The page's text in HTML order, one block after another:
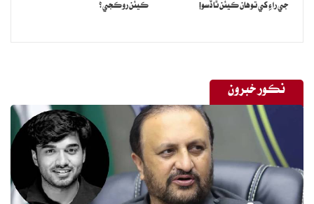
جي راءِ کي توهان ڪيئن ٿا ڏسو!
ڪيئن روڪجي؟
نڪور خبرون